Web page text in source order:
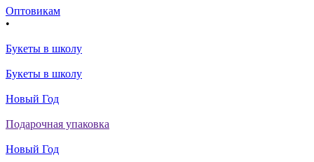
Оптовикам
•
Букеты в школу
Букеты в школу
Новый Год
Подарочная упаковка
Новый Год